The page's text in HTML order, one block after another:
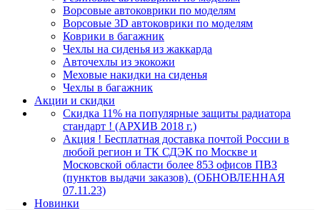
Ворсовые автоковрики по моделям
Ворсовые 3D автоковрики по моделям
Коврики в багажник
Чехлы на сиденья из жаккарда
Авточехлы из экокожи
Меховые накидки на сиденья
Чехлы в багажник
Акции и скидки
Скидка 11% на популярные защиты радиатора
стандарт ! (АРХИВ 2018 г.)
Акция ! Бесплатная доставка почтой России в
любой регион и ТК СДЭК по Москве и
Московской области более 853 офисов ПВЗ
(пунктов выдачи заказов). (ОБНОВЛЕННАЯ
07.11.23)
Новинки